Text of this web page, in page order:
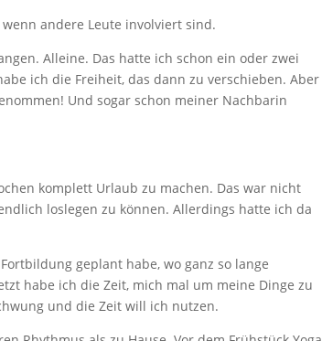
andere Leute involviert sind.
Alleine. Das hatte ich schon ein oder zwei
ich die Freiheit, das dann zu verschieben. Aber
Und sogar schon meiner Nachbarin
komplett Urlaub zu machen. Das war nicht
loslegen zu können. Allerdings hatte ich da
geplant habe, wo ganz so lange
habe ich die Zeit, mich mal um meine Dinge zu
und die Zeit will ich nutzen.